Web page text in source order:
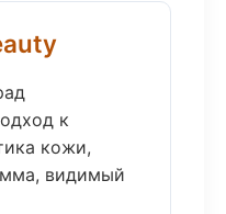
к
кожи,
видимый